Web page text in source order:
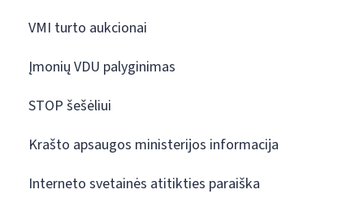
VMI turto aukcionai
Įmonių VDU palyginimas
STOP šešėliui
Krašto apsaugos ministerijos informacija
Interneto svetainės atitikties paraiška